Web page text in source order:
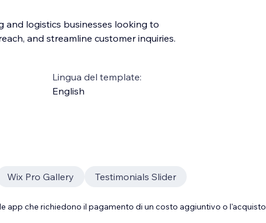
and logistics businesses looking to
and streamline customer inquiries.
Lingua del template:
English
Wix Pro Gallery Testimonials Slider
app che richiedono il pagamento di un costo aggiuntivo o l'acquisto